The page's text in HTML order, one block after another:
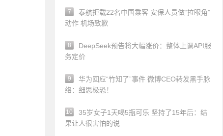
7
泰航拒载22名中国乘客 安保人员做“拉眼角”
动作 机场致歉
8
DeepSeek预告将大幅涨价：整体上调API服
务定价
9
华为回应“竹知了”事件 微博CEO转发黑手脉
络：细思极恐！
10
35岁女子1天喝5瓶可乐 坚持了15年后：结
果让人很害怕的说